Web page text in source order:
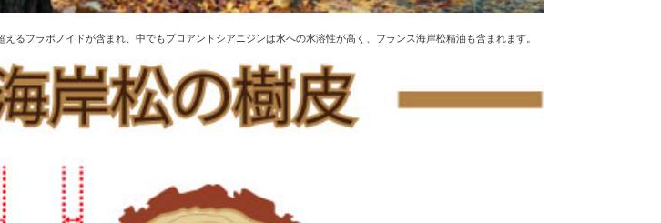
るフラボノイドが含まれ、中でもプロアントシアニジンは水への水溶性が高く、フランス海岸松精油も含まれます。